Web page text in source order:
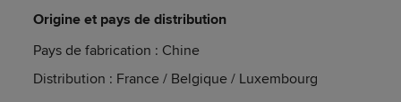
Origine et pays de distribution
Pays de fabrication : Chine
Distribution : France / Belgique / Luxembourg